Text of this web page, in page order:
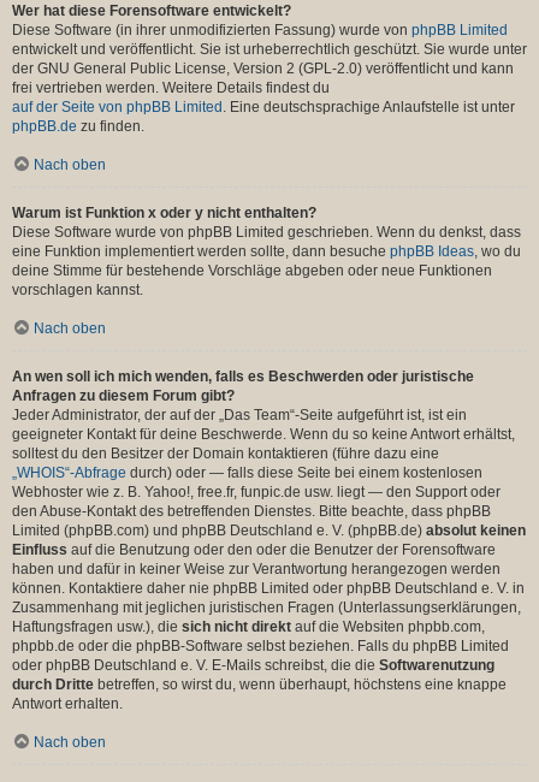
Wer hat diese Forensoftware entwickelt?
Diese Software (in ihrer unmodifizierten Fassung) wurde von phpBB Limited
entwickelt und veröffentlicht. Sie ist urheberrechtlich geschützt. Sie wurde unter
der GNU General Public License, Version 2 (GPL-2.0) veröffentlicht und kann
frei vertrieben werden. Weitere Details findest du
auf der Seite von phpBB Limited . Eine deutschsprachige Anlaufstelle ist unter
phpBB.de zu finden.
Nach oben
Warum ist Funktion x oder y nicht enthalten?
Diese Software wurde von phpBB Limited geschrieben. Wenn du denkst, dass
eine Funktion implementiert werden sollte, dann besuche phpBB Ideas , wo du
deine Stimme für bestehende Vorschläge abgeben oder neue Funktionen
vorschlagen kannst.
Nach oben
An wen soll ich mich wenden, falls es Beschwerden oder juristische
Anfragen zu diesem Forum gibt?
Jeder Administrator, der auf der „Das Team“-Seite aufgeführt ist, ist ein
geeigneter Kontakt für deine Beschwerde. Wenn du so keine Antwort erhältst,
solltest du den Besitzer der Domain kontaktieren (führe dazu eine
„WHOIS“-Abfrage durch) oder — falls diese Seite bei einem kostenlosen
Webhoster wie z. B. Yahoo!, free.fr, funpic.de usw. liegt — den Support oder
den Abuse-Kontakt des betreffenden Dienstes. Bitte beachte, dass phpBB
Limited (phpBB.com) und phpBB Deutschland e. V. (phpBB.de) absolut keinen
Einfluss auf die Benutzung oder den oder die Benutzer der Forensoftware
haben und dafür in keiner Weise zur Verantwortung herangezogen werden
können. Kontaktiere daher nie phpBB Limited oder phpBB Deutschland e. V. in
Zusammenhang mit jeglichen juristischen Fragen (Unterlassungserklärungen,
Haftungsfragen usw.), die sich nicht direkt auf die Websiten phpbb.com,
phpbb.de oder die phpBB-Software selbst beziehen. Falls du phpBB Limited
oder phpBB Deutschland e. V. E-Mails schreibst, die die Softwarenutzung
durch Dritte betreffen, so wirst du, wenn überhaupt, höchstens eine knappe
Antwort erhalten.
Nach oben